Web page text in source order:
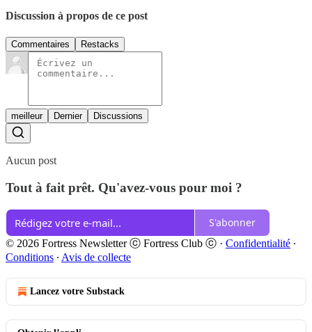
Discussion à propos de ce post
Commentaires Restacks
meilleur Dernier Discussions
Aucun post
Tout à fait prêt. Qu'avez-vous pour moi ?
S'abonner
© 2026 Fortress Newsletter ⓒ Fortress Club ⓒ · Confidentialité ∙
Conditions ∙ Avis de collecte
Lancez votre Substack